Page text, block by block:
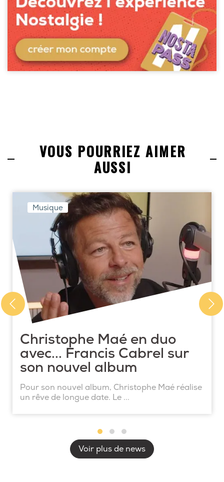
VOUS POURRIEZ AIMER
AUSSI
Musique
Christophe Maé en duo
avec... Francis Cabrel sur
son nouvel album
Pour son nouvel album, Christophe Maé réalise
un rêve de longue date. Le ...
Voir plus de news